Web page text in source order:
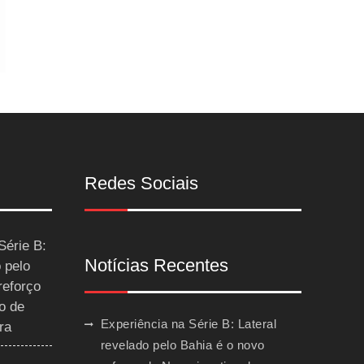
B:
pelo
de
Redes Sociais
Notícias Recentes
Experiência na Série B: Lateral
revelado pelo Bahia é o novo